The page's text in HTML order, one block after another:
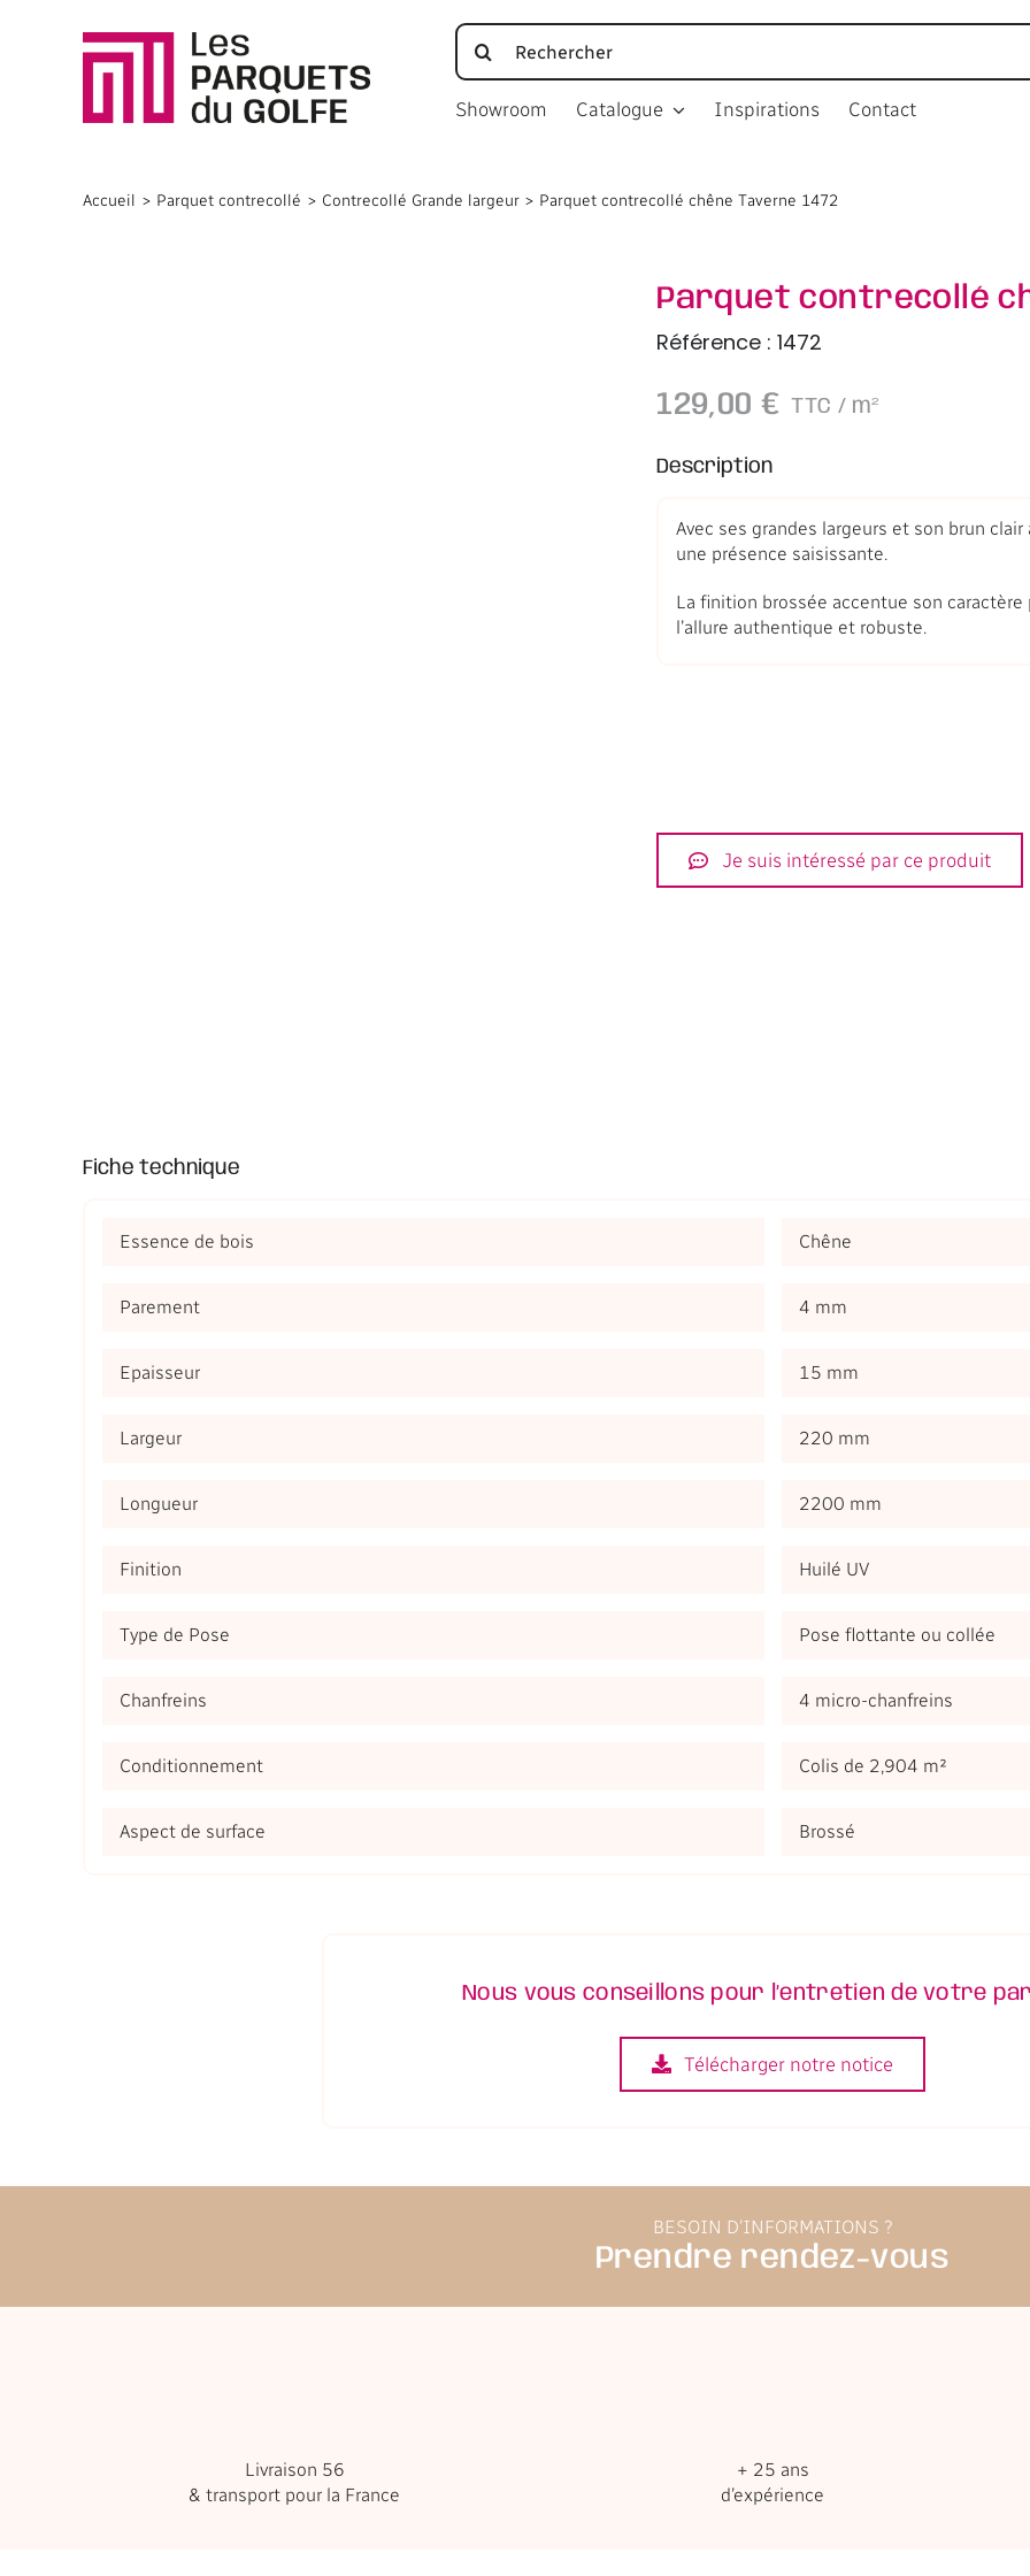
Rechercher:
Showroom Catalogue Inspirations Contact
Accueil Parquet contrecollé Contrecollé Grande largeur Parquet contrecollé chêne Taverne 1472
Parquet contrecollé
Référence : 1472
129,00€ TTC / m²
Description
Avec ses grandes largeurs et son brun
une présence saisissante.
La finition brossée accentue son
l’allure authentique et robuste.
Je suis intéressé par ce produit
Fiche technique
Essence de bois Chêne
Parement 4 mm
Epaisseur 15 mm
Largeur 220 mm
Longueur 2200 mm
Finition Huilé UV
Type de Pose Pose flottante ou collée
Chanfreins 4 micro-chanfreins
Conditionnement Colis de 2,904 m²
Aspect de surface Brossé
Nous vous conseillons pour l’entretien de votre
Télécharger notre notice
BESOIN D’INFORMATIONS ?
Prendre rendez-vous
Livraison 56
& transport pour la France
+ 25 ans
d’expérience